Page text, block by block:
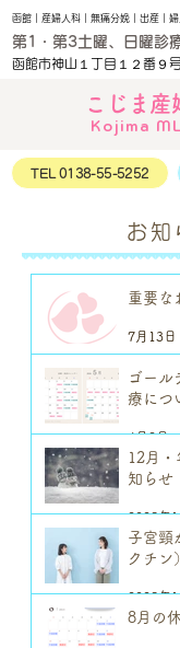
こじま産
Kojima
第1・第3土曜、日曜診
TEL 0138-55-5252
函館市神山１丁目１２番９
函館｜産婦人科｜無痛分娩｜出産｜
お知
重要な
7月13日
ゴール
療につ
4月8日
12月・
知らせ
2025年
子宮頸
クチン
2025年
8月の